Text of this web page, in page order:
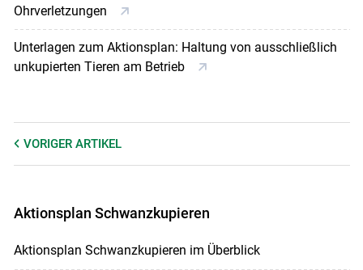
Ohrverletzungen
Unterlagen zum Aktionsplan: Haltung von ausschließlich
unkupierten Tieren am Betrieb
VORIGER ARTIKEL
Aktionsplan Schwanzkupieren
Aktionsplan Schwanzkupieren im Überblick